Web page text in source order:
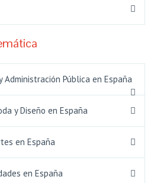
Administración Pública en España
y Diseño en España
en España
en España